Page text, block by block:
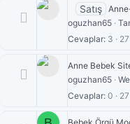
Satış
oguzhan65
Cevaplar 3
Anne Bebek
oguzhan65
Cevaplar 0